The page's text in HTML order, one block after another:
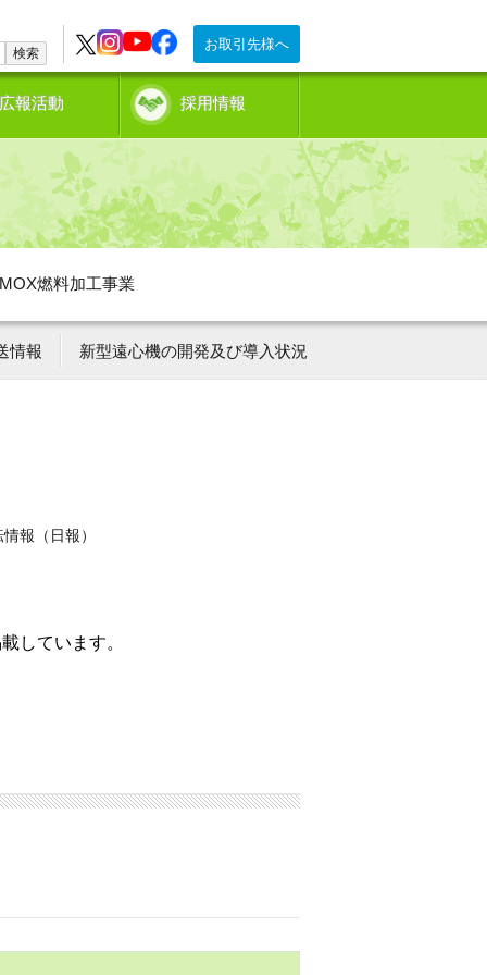
お取引先様へ
検索
報活動 採用情報
燃料加工事業
情報 新型遠心機の開発及び導入状況
報（日報）
しています。